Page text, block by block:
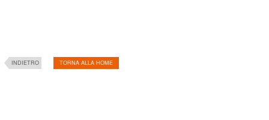
INDIETRO TORNA ALLA HOME